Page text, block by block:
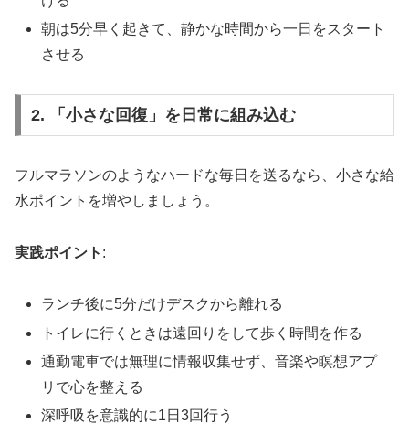
朝は5分早く起きて、静かな時間から一日をスタート
させる
2. 「小さな回復」を日常に組み込む
フルマラソンのようなハードな毎日を送るなら、小さな給
水ポイントを増やしましょう。
実践ポイント :
ランチ後に5分だけデスクから離れる
トイレに行くときは遠回りをして歩く時間を作る
通勤電車では無理に情報収集せず、音楽や瞑想アプ
リで心を整える
深呼吸を意識的に1日3回行う